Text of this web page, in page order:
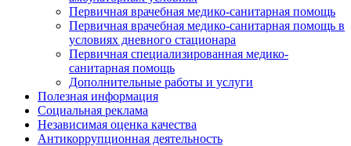
Первичная врачебная медико-санитарная помощь
Первичная врачебная медико-санитарная помощь в
условиях дневного стационара
Первичная специализированная медико-
санитарная помощь
Дополнительные работы и услуги
Полезная информация
Социальная реклама
Независимая оценка качества
Антикоррупционная деятельность